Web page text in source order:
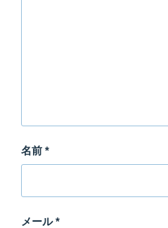
名前 *
メール*